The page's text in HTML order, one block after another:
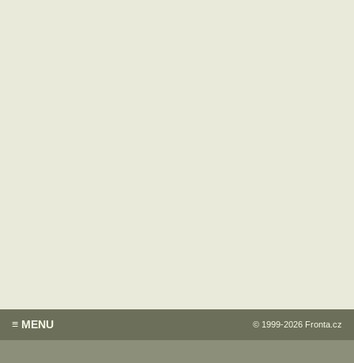
© 1999-2026 Fronta.cz
≡ MENU